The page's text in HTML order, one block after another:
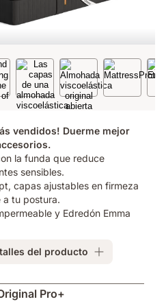
vendidos! Duerme mejor
la funda que reduce
sensibles.
capas ajustables en firmeza
tu postura.
y Edredón Emma
del producto
Pro+